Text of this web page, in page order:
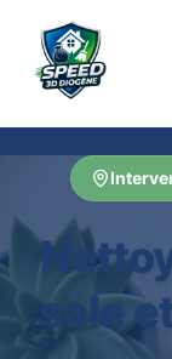
sale